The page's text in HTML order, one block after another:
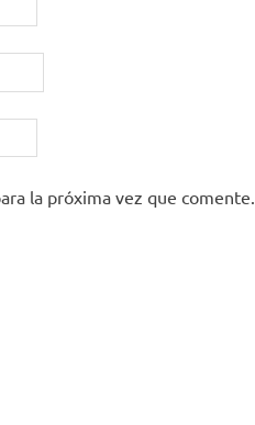
la próxima vez que comente.